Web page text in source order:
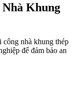
Khung
nhà khung thép
để đảm bảo an